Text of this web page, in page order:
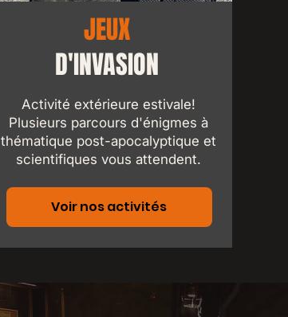
JEUX
D'INVASION
Activité extérieure estivale!
Plusieurs parcours d'énigmes à
thématique post-apocalyptique et
scientifiques vous attendent.
Voir nos activités